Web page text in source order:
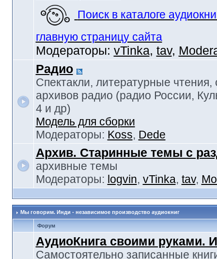
Поиск в каталоге
главную страницу сайта
Модераторы: vTinka, tav,
Радио
Спектакли, литературные
архивов радио (радио России,
4 и др)
Модель для сборки
Модераторы: Koss, Dede
Архив. Старинные темы с
архивные темы
Модераторы: logvin, vTinka, tav,
Мы говорим. Инди - независимое производство аудиокниг
Форум
АудиоКнига своими руками.
Самостоятельно записанные